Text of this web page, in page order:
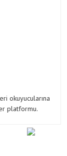
okuyucularına
platformu.